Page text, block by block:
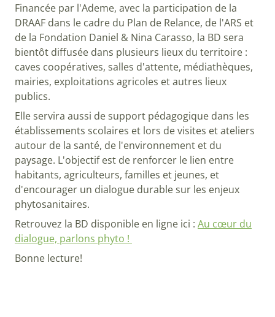
Financée par l'Ademe, avec la participation de la
DRAAF dans le cadre du Plan de Relance, de l'ARS et
de la Fondation Daniel & Nina Carasso, la BD sera
bientôt diffusée dans plusieurs lieux du territoire :
caves coopératives, salles d'attente, médiathèques,
mairies, exploitations agricoles et autres lieux
publics.
Elle servira aussi de support pédagogique dans les
établissements scolaires et lors de visites et ateliers
autour de la santé, de l'environnement et du
paysage. L'objectif est de renforcer le lien entre
habitants, agriculteurs, familles et jeunes, et
d'encourager un dialogue durable sur les enjeux
phytosanitaires.
Retrouvez la BD disponible en ligne ici : Au cœur du
dialogue, parlons phyto !
Bonne lecture!